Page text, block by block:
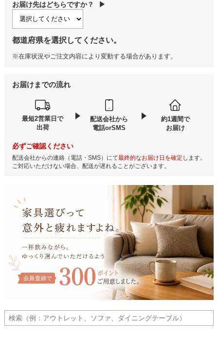
お届け先はどちらですか？ ▶
都道府県を選択してください。
※在庫状況やご注文内容により変動する場合があります。
お届けまでの流れ
最短2営業日で
出荷
配送会社から
電話orSMS
約1週間で
お届け
必ずご確認ください
配送会社からの連絡（電話・SMS）にて最終的なお届け日を確定 します。
ご対応いただけない場合、配送が遅れることがございます。